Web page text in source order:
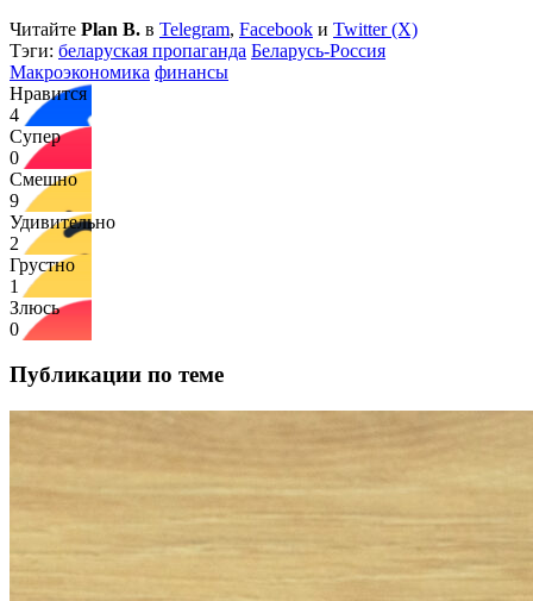
Читайте Plan B. в Telegram, Facebook и Twitter (X)
Тэги: беларуская пропаганда Беларусь-Россия
Макроэкономика финансы
Нравится
4
Супер
0
Смешно
9
Удивительно
2
Грустно
1
Злюсь
0
Публикации по теме